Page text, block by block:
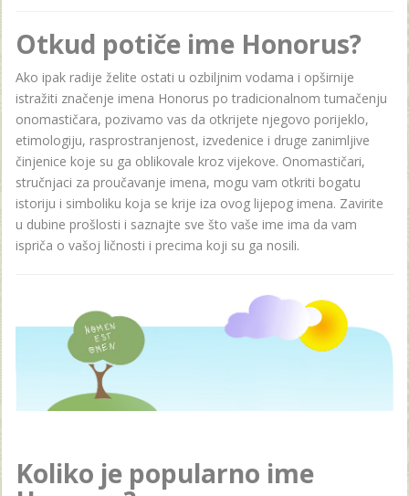
Otkud potiče ime Honorus?
Ako ipak radije želite ostati u ozbiljnim vodama i opširnije
istražiti značenje imena Honorus po tradicionalnom tumačenju
onomastičara, pozivamo vas da otkrijete njegovo porijeklo,
etimologiju, rasprostranjenost, izvedenice i druge zanimljive
činjenice koje su ga oblikovale kroz vijekove. Onomastičari,
stručnjaci za proučavanje imena, mogu vam otkriti bogatu
istoriju i simboliku koja se krije iza ovog lijepog imena. Zavirite
u dubine prošlosti i saznajte sve što vaše ime ima da vam
ispriča o vašoj ličnosti i precima koji su ga nosili.
Koliko je popularno ime